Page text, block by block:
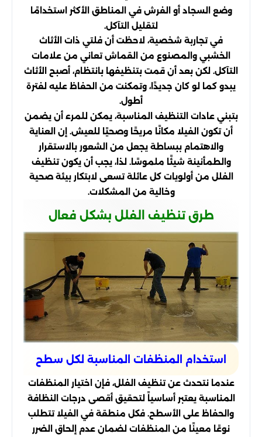
وضع السجاد أو الفرش في المناطق الأكثر استخدامًا
لتقليل التآكل.
في تجاربة شخصية، لاحظت أن فلتي ذات الأثاث
الخشبي والمصنوع من القماش تعاني من علامات
التآكل. لكن بعد أن قمت بتنظيفها بانتظام، أصبح الأثاث
يبدو كما لو كان جديدًا، وتمكنت من الحفاظ عليه لفترة
أطول.
بتبني عادات التنظيف المناسبة، يمكن للمرء أن يضمن
أن تكون الفيلا مكانًا مريحًا وصحيًا للعيش. إن العناية
والاهتمام ببساطة يجعل من الشعور بالاستقرار
والطمأنينة شيئًا ملموسًا. لذا، يجب أن يكون تنظيف
الفلل من أولويات كل عائلة تسعى لابتكار بيئة صحية
وخالية من المشكلات.
طرق تنظيف الفلل بشكل فعال
استخدام المنظفات المناسبة لكل سطح
عندما نتحدث عن تنظيف الفلل، فإن اختيار المنظفات
المناسبة يعتبر أساسياً لتحقيق أقصى درجات النظافة
والحفاظ على الأسطح. فكل منطقة في الفيلا تتطلب
نوعًا معينًا من المنظفات لضمان عدم إلحاق الضرر